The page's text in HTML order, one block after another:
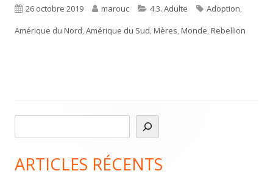
Published
on
26 octobre 2019 Author
marouc Categories
4.3. Adulte Tags
Adoption,
Amérique du Nord,Amérique du Sud,Mères,Monde,Rebellion
Sidebar
e
hARTICLES RÉCENTS